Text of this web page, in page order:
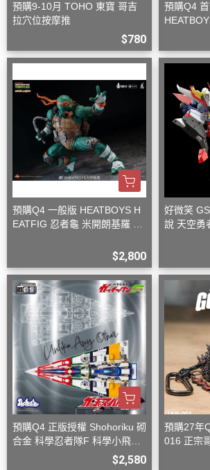
預購9-10月 TOHO 東寶 哥吉
拉穴位按摩推
$780
預購Q4
預購Q4 一般版 HEATBOYS H
EATFIG 忍者龜 米開朗基羅 1/
$2,800
好微笑
說 天空勇
預購Q4 正版授權 Shohoriku 砌
合金 科學忍者隊F 科學小飛俠
$2,580
預購27年
016 正宗